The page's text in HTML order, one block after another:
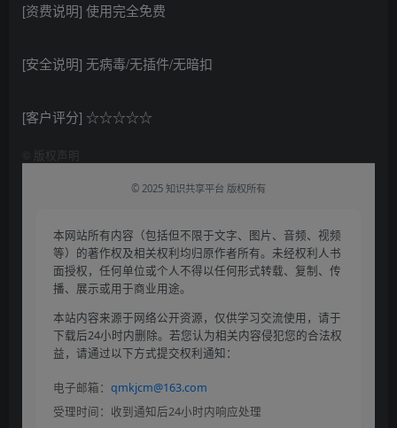
[资费说明] 使用完全免费
[安全说明] 无病毒/无插件/无暗扣
[客户评分] ☆☆☆☆☆
版权声明
© 2025 知识共享平台 版权所有
本网站所有内容（包括但不限于文字、图片、音频、视频
等）的著作权及相关权利均归原作者所有。未经权利人书
面授权，任何单位或个人不得以任何形式转载、复制、传
播、展示或用于商业用途。
本站内容来源于网络公开资源，仅供学习交流使用，请于
下载后24小时内删除。若您认为相关内容侵犯您的合法权
益，请通过以下方式提交权利通知：
电子邮箱： qmkjcm@163.com
受理时间：收到通知后24小时内响应处理